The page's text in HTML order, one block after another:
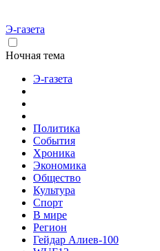
Э-газета
Ночная тема
Э-газета
Политика
События
Хроника
Экономика
Общество
Культура
Спорт
В мире
Регион
Гейдар Алиев-100